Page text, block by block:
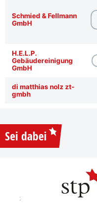
Schmied & Fellmann
GmbH
H.E.L.P.
Gebäudereinigung
GmbH
di matthias nolz zt-
gmbh
Sei dabei